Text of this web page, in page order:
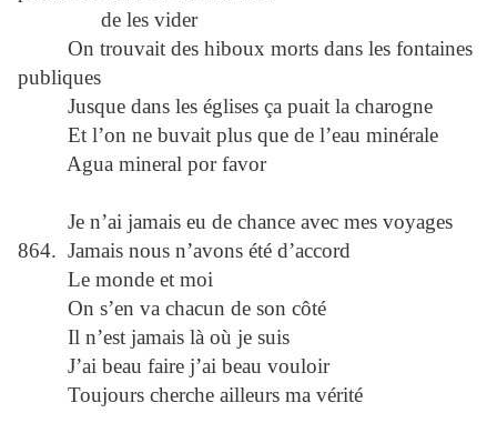
de les vider
On trouvait des hiboux morts dans les fontaines
publiques
Jusque dans les églises ça puait la charogne
Et l’on ne buvait plus que de l’eau minérale
Agua mineral por favor
Je n’ai jamais eu de chance avec mes voyages
864. Jamais nous n’avons été d’accord
Le monde et moi
On s’en va chacun de son côté
Il n’est jamais là où je suis
J’ai beau faire j’ai beau vouloir
Toujours cherche ailleurs ma vérité